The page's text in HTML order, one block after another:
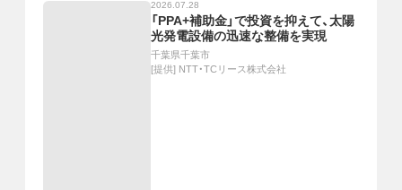
2026.07.28
「PPA+補助金」で投資を抑えて、太陽
光発電設備の迅速な整備を実現
千葉県千葉市
[提供] NTT・TCリース株式会社